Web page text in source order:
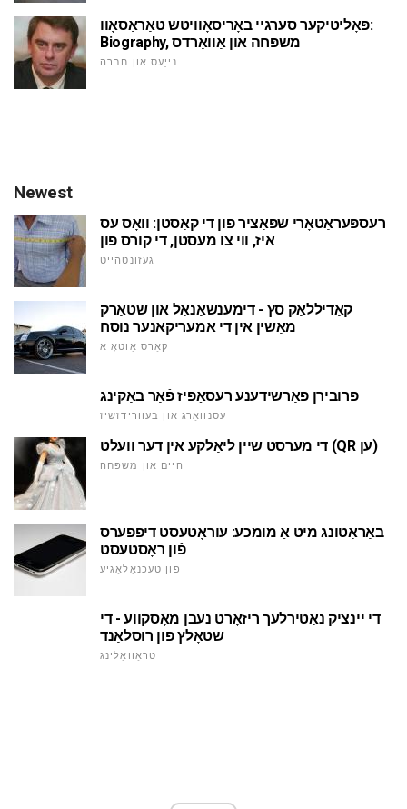
פּאָליטיקער סערגיי באָריסאָוויטש טאַראַסאָוו:
Biography, משפּחה און אַוואַרדס
נייַעס און חברה
Newest
רעספּעראַטאָרי שפּאַציר פון די קאַסטן: וואָס עס
איז, ווי צו מעסטן, די קורס פון
געזונטהייַט
קאַדיללאַק סץ - דימענשאַנאַל און שטאַרק
מאַשין אין די אמעריקאנער נוסח
קאַרס אַוטאָ א
פּרובירן פאַרשידענע רעסאַפּיז פֿאַר באַקינג
עסנוואַרג און בעוורידזשיז
די מערסט שיין ליאַלקע אין דער וועלט (QR ען)
היים און משפּחה
באַראַטונג מיט אַ מומכע: עוראָטעסט דיפפערס
פֿון ראָסטעסט
פון טעכנאָלאָגיע
די יינציק נאַטירלעך ריזאָרט נעבן מאָסקווע - די
שטאָלץ פון רוסלאַנד
טראַוואַלינג